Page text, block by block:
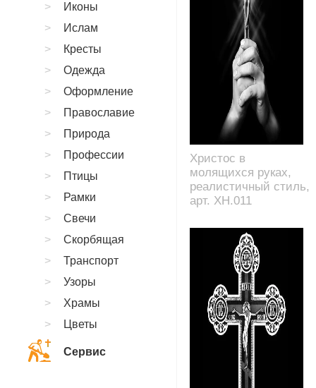
Христос в
молящихся руках,
реалистичный стиль,
арт. XH.011
Иконы
Ислам
Кресты
Одежда
Оформление
Православие
Природа
Профессии
Птицы
Рамки
Свечи
Скорбящая
Транспорт
Узоры
Храмы
Цветы
Сервис